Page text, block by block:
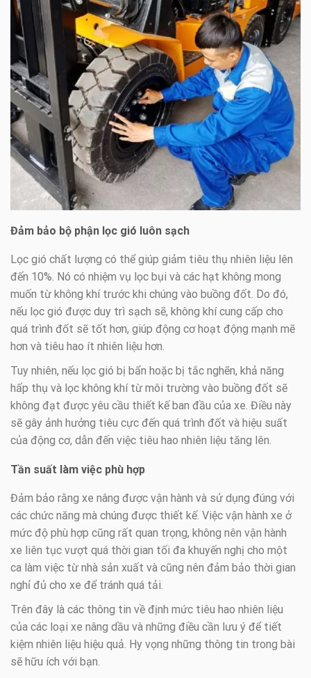
Đảm bảo bộ phận lọc gió luôn sạch
Lọc gió chất lượng có thể giúp giảm tiêu thụ nhiên liệu lên
đến 10%. Nó có nhiệm vụ lọc bụi và các hạt không mong
muốn từ không khí trước khi chúng vào buồng đốt. Do đó,
nếu lọc gió được duy trì sạch sẽ, không khí cung cấp cho
quá trình đốt sẽ tốt hơn, giúp động cơ hoạt động mạnh mẽ
hơn và tiêu hao ít nhiên liệu hơn.
Tuy nhiên, nếu lọc gió bị bẩn hoặc bị tắc nghẽn, khả năng
hấp thụ và lọc không khí từ môi trường vào buồng đốt sẽ
không đạt được yêu cầu thiết kế ban đầu của xe. Điều này
sẽ gây ảnh hưởng tiêu cực đến quá trình đốt và hiệu suất
của động cơ, dẫn đến việc tiêu hao nhiên liệu tăng lên.
Tần suất làm việc phù hợp
Đảm bảo rằng xe nâng được vận hành và sử dụng đúng với
các chức năng mà chúng được thiết kế. Việc vận hành xe ở
mức độ phù hợp cũng rất quan trọng, không nên vận hành
xe liên tục vượt quá thời gian tối đa khuyến nghị cho một
ca làm việc từ nhà sản xuất và cũng nên đảm bảo thời gian
nghỉ đủ cho xe để tránh quá tải.
Trên đây là các thông tin về định mức tiêu hao nhiên liệu
của các loại xe nâng dầu và những điều cần lưu ý để tiết
kiệm nhiên liệu hiệu quả. Hy vọng những thông tin trong bài
sẽ hữu ích với bạn.